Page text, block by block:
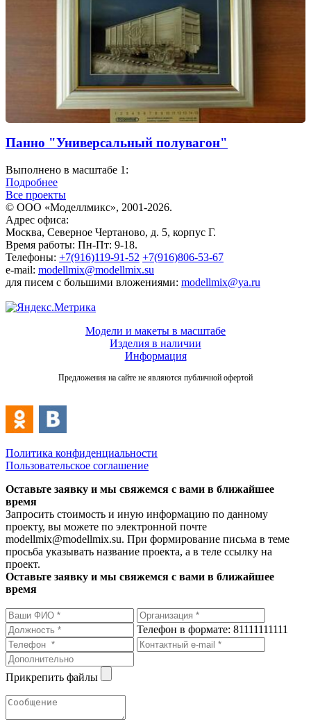
Панно "Универсальный полувагон"
Выполнено в масштабе 1:
Подробнее
Все проекты
© ООО «Моделлмикс», 2001-2026.
Адрес офиса:
Москва, Северное Чертаново, д. 5, корпус Г.
Время работы: Пн-Пт: 9-18.
Телефоны: +7(916)119-91-52 +7(916)806-53-67
e-mail: modellmix@modellmix.su
для писем с большими вложениями: modellmix@ya.ru
Модели и макеты в масштабе
Изделия в наличии
Информация
Предложения на сайте не являются публичной офертой
Политика конфиденциальности
Пользовательское соглашение
Оставьте заявку и мы свяжемся с вами в ближайшее
время
Запросить стоимость и иную информацию по данному
проекту, вы можете по электронной почте
modellmix@modellmix.su. При формирование письма в теме
просьба указывать название проекта, а в теле ссылку на
проект.
Оставьте заявку и мы свяжемся с вами в ближайшее
время
Телефон в формате: 81111111111
Прикрепить файлы